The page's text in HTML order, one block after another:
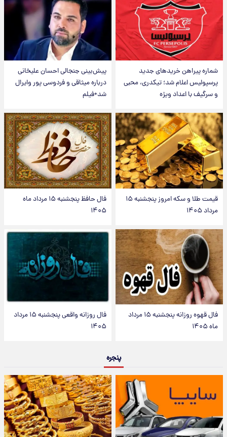
شماره پیراهن خریدهای جدید
پرسپولیس اعلام شد؛ تیکدری، محبی
و سرگیف با اعداد ویژه
پیش‌بینی جنجالی احسان علیخانی
درباره میثاقی و فردوسی پور وایرال
شد+فیلم
قیمت طلا و سکه امروز پنجشنبه ۱۵
مرداد ۱۴۰۵
فال حافظ پنجشنبه ۱۵ مرداد ماه
۱۴۰۵
فال قهوه روزانه پنجشنبه ۱۵ مرداد
ماه ۱۴۰۵
فال روزانه واقعی پنجشنبه ۱۵ مرداد
۱۴۰۵
پنجره